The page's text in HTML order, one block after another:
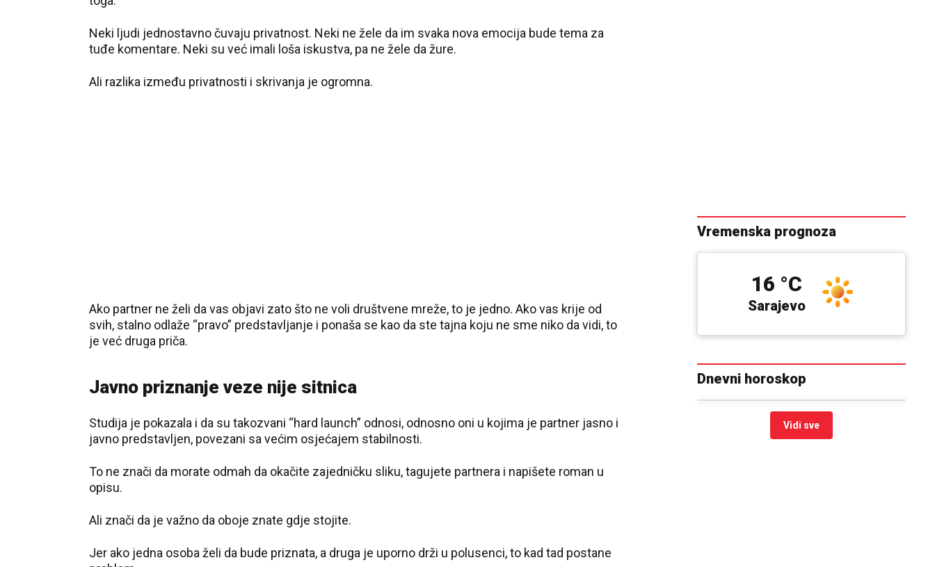
Neki ljudi jednostavno čuvaju privatnost. Neki ne žele da im svaka nova emocija bude tema za
tuđe komentare. Neki su već imali loša iskustva, pa ne žele da žure.
Ali razlika između privatnosti i skrivanja je ogromna.
Ako partner ne želi da vas objavi zato što ne voli društvene mreže, to je jedno. Ako vas krije od
svih, stalno odlaže “pravo” predstavljanje i ponaša se kao da ste tajna koju ne sme niko da vidi, to
je već druga priča.
Javno priznanje veze nije sitnica
Studija je pokazala i da su takozvani “hard launch” odnosi, odnosno oni u kojima je partner jasno i
javno predstavljen, povezani sa većim osjećajem stabilnosti.
To ne znači da morate odmah da okačite zajedničku sliku, tagujete partnera i napišete roman u
opisu.
Ali znači da je važno da oboje znate gdje stojite.
Jer ako jedna osoba želi da bude priznata, a druga je uporno drži u polusenci, to kad tad postane
Vremenska prognoza
Pale Sarajevo
16 °C
Dnevni horoskop
Vidi sve